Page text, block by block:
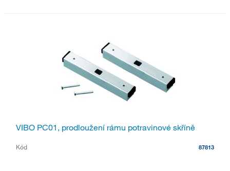
VIBO PC01, prodloužení rámu potravinové skříně
Kód 87813